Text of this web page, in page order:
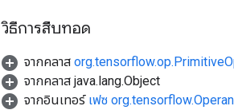
วิธีการสืบทอด
จากคลาส
จากคลาส java.lang.Object
จากอินเทอร์ เฟซ